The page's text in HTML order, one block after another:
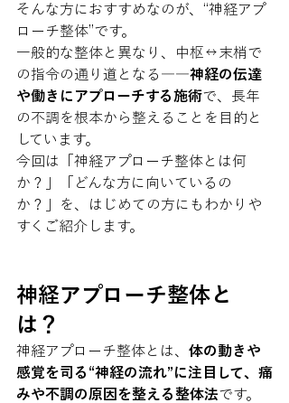
そんな方におすすめなのが、“神経アプ
ローチ整体”です。
一般的な整体と異なり、中枢↔末梢で
の指令の通り道となる――神経の伝達
や働きにアプローチする施術で、長年
の不調を根本から整えることを目的と
しています。
今回は「神経アプローチ整体とは何
か？」「どんな方に向いているの
か？」を、はじめての方にもわかりや
すくご紹介します。
神経アプローチ整体と
は？
神経アプローチ整体とは、 体の動きや
感覚を司る“神経の流れ”に注目して、痛
みや不調の原因を整える整体法です。